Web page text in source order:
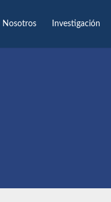
Nosotros Investigación